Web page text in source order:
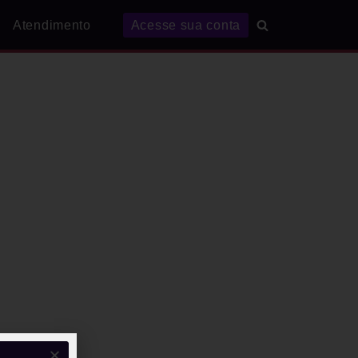
Atendimento Acesse sua conta